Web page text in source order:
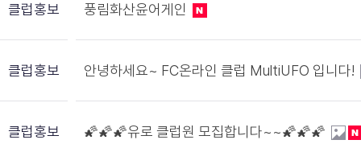
클럽홍보 풍림화산윤어게인
클럽홍보 안녕하세요~ FC온라인 클럽 MultiUFO 입니다!
클럽홍보 🌠🌠🌠유로 클럽원 모집합니다~~🌠🌠🌠